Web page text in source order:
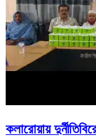
কলারোয়ায়